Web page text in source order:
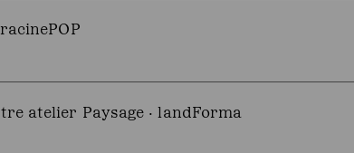
atelier Paysage · landForma